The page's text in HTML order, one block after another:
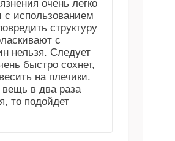
очень легко
с использованием
структуру
с
нельзя. Следует
быстро сохнет,
на плечики.
в два раза
то подойдет